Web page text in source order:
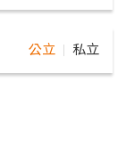
公立 私立